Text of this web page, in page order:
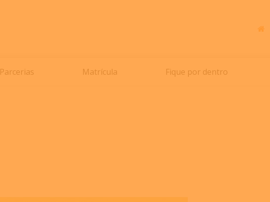
Parcerias Matrícula Fique por dentro